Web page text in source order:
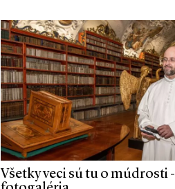
Všetky veci sú tu o múdrosti -